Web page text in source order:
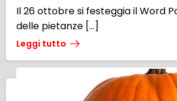
Il 26 ottobre si festeggia il Word
delle pietanze […]
Leggi tutto